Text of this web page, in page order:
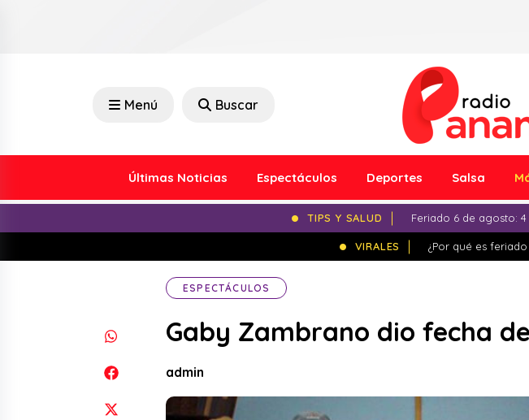
Menú Buscar
Últimas Noticias Espectáculos Deportes Salsa
TIPS Y SALUD Feriado 6 de agosto:
VIRALES ¿Por qué es
ESPECTÁCULOS
Gaby Zambrano dio fecha
admin